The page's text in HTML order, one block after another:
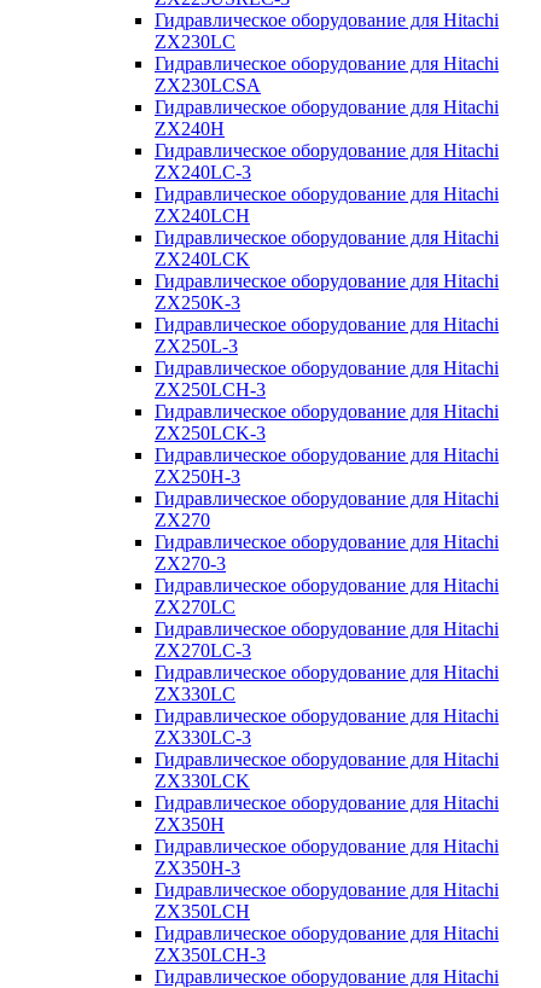
Гидравлическое оборудование для Hitachi
ZX230LC
Гидравлическое оборудование для Hitachi
ZX230LCSA
Гидравлическое оборудование для Hitachi
ZX240H
Гидравлическое оборудование для Hitachi
ZX240LC-3
Гидравлическое оборудование для Hitachi
ZX240LCH
Гидравлическое оборудование для Hitachi
ZX240LCK
Гидравлическое оборудование для Hitachi
ZX250K-3
Гидравлическое оборудование для Hitachi
ZX250L-3
Гидравлическое оборудование для Hitachi
ZX250LCH-3
Гидравлическое оборудование для Hitachi
ZX250LCK-3
Гидравлическое оборудование для Hitachi
ZX250Н-3
Гидравлическое оборудование для Hitachi
ZX270
Гидравлическое оборудование для Hitachi
ZX270-3
Гидравлическое оборудование для Hitachi
ZX270LC
Гидравлическое оборудование для Hitachi
ZX270LC-3
Гидравлическое оборудование для Hitachi
ZX330LC
Гидравлическое оборудование для Hitachi
ZX330LC-3
Гидравлическое оборудование для Hitachi
ZX330LCK
Гидравлическое оборудование для Hitachi
ZX350H
Гидравлическое оборудование для Hitachi
ZX350H-3
Гидравлическое оборудование для Hitachi
ZX350LCH
Гидравлическое оборудование для Hitachi
ZX350LCH-3
Гидравлическое оборудование для Hitachi